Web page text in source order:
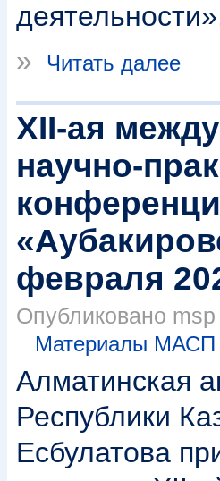
»
Читать далее
XII-ая
научно-
февраля
Опубликовано
Материалы МАСП
Алматинская
Республики
Есбулатова